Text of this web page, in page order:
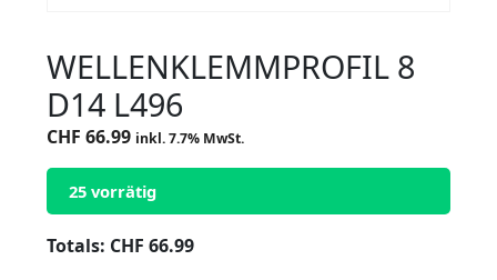
WELLENKLEMMPROFIL 8
D14 L496
CHF 66.99 inkl. 7.7% MwSt.
25 vorrätig
Totals: CHF 66.99